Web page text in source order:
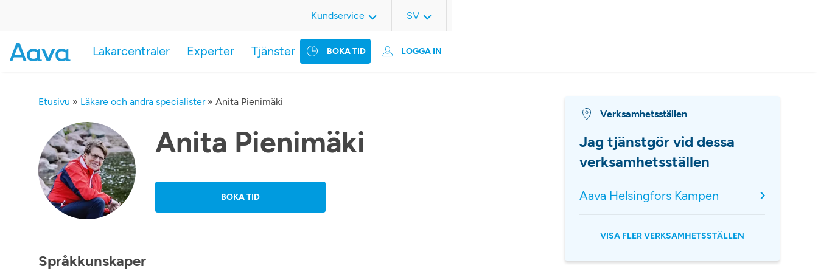
BOKA TID LOGGA IN
Läkarcentraler Experter Tjänster
Kundservice SV
Etusivu » Läkare och andra specialister» Anita Pienimäki
Anita Pienimäki
BOKA TID
Språkkunskaper
Verksamhetsställen
Jag tjänstgör vid dessa
verksamhetsställen
Aava Helsingfors Kampen
VISA FLER VERKSAMHETSSTÄLLEN